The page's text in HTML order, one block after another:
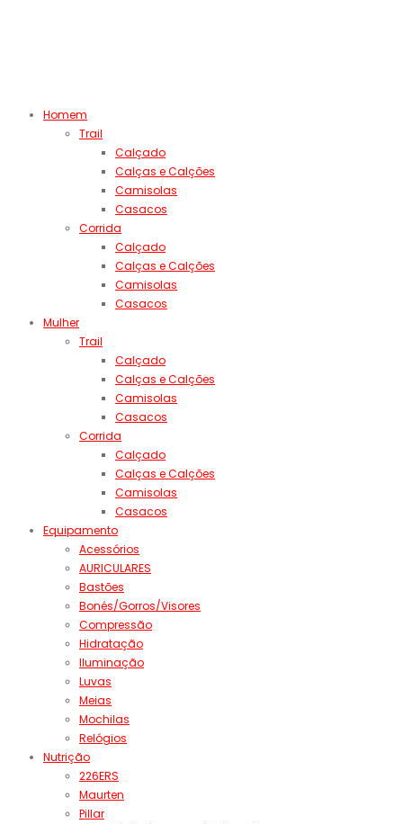
Homem
Trail
Calçado
Calças e Calções
Camisolas
Casacos
Corrida
Calçado
Calças e Calções
Camisolas
Casacos
Mulher
Trail
Calçado
Calças e Calções
Camisolas
Casacos
Corrida
Calçado
Calças e Calções
Camisolas
Casacos
Equipamento
Acessórios
AURICULARES
Bastões
Bonés/Gorros/Visores
Compressão
Hidratação
Iluminação
Luvas
Meias
Mochilas
Relógios
Nutrição
226ERS
Maurten
Pillar